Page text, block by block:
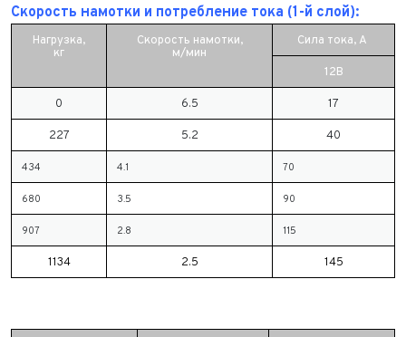
Скорость намотки и потребление тока (1-й слой):
Нагрузка,
кг
Скорость намотки,
м/мин
Сила тока, A
12В
0 6.5 17
227 5.2 40
434 4.1 70
680 3.5 90
907 2.8 115
1134 2.5 145